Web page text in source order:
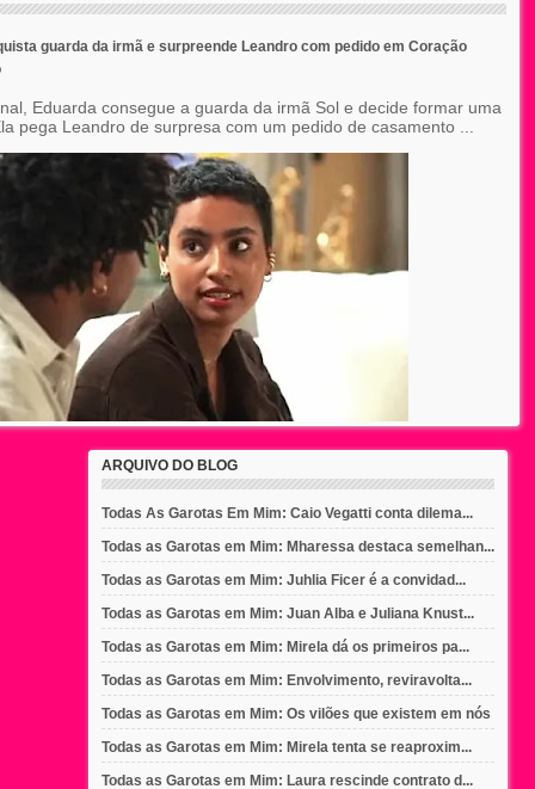
guarda da irmã e surpreende Leandro com pedido em Coração
Eduarda consegue a guarda da irmã Sol e decide formar uma
pega Leandro de surpresa com um pedido de casamento ...
ARQUIVO DO BLOG
Todas As Garotas Em Mim: Caio Vegatti conta dilema...
Todas as Garotas em Mim: Mharessa destaca semelhan...
Todas as Garotas em Mim: Juhlia Ficer é a convidad...
Todas as Garotas em Mim: Juan Alba e Juliana Knust...
Todas as Garotas em Mim: Mirela dá os primeiros pa...
Todas as Garotas em Mim: Envolvimento, reviravolta...
Todas as Garotas em Mim: Os vilões que existem em nós
Todas as Garotas em Mim: Mirela tenta se reaproxim...
Todas as Garotas em Mim: Laura rescinde contrato d...